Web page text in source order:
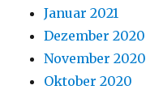
Januar 2021
Dezember 2020
November 2020
Oktober 2020